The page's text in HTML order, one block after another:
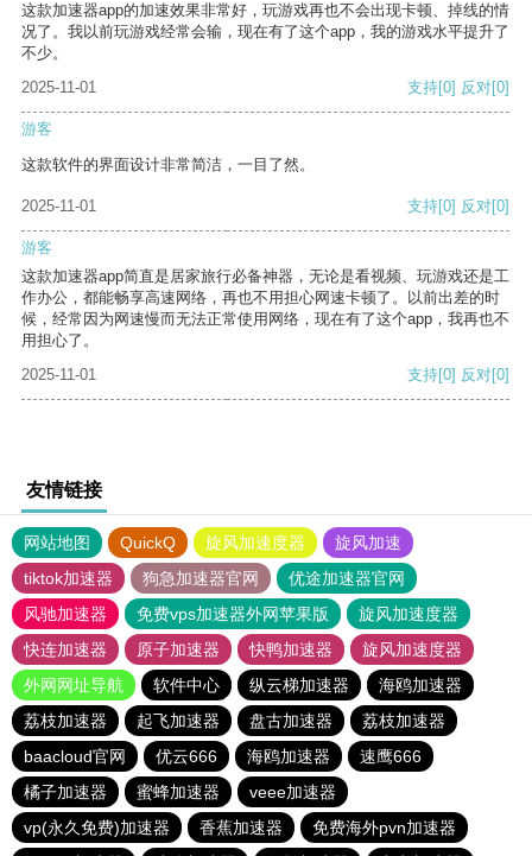
这款加速器app的加速效果非常好，玩游戏再也不会出现卡顿、掉线的情
况了。我以前玩游戏经常会输，现在有了这个app，我的游戏水平提升了
不少。
2025-11-01
支持[0] 反对[0]
游客
这款软件的界面设计非常简洁，一目了然。
2025-11-01 支持[0] 反对[0]
游客
这款加速器app简直是居家旅行必备神器，无论是看视频、玩游戏还是工
作办公，都能畅享高速网络，再也不用担心网速卡顿了。以前出差的时
候，经常因为网速慢而无法正常使用网络，现在有了这个app，我再也不
用担心了。
2025-11-01
支持[0] 反对[0]
友情链接
网站地图 QuickQ 旋风加速度器
旋风加速
tiktok加速器
狗急加速器官网
优途加速器官网
风驰加速器
免费vps加速器外网苹果版
旋风加速度器
快连加速器
原子加速器 快鸭加速器
旋风加速度器
外网网址导航
软件中心 纵云梯加速器
海鸥加速器
荔枝加速器
起飞加速器 盘古加速器
荔枝加速器
baacloud官网
优云666 海鸥加速器
速鹰666
橘子加速器
蜜蜂加速器
veee加速器
vp(永久免费)加速器
香蕉加速器
免费海外pvn加速器